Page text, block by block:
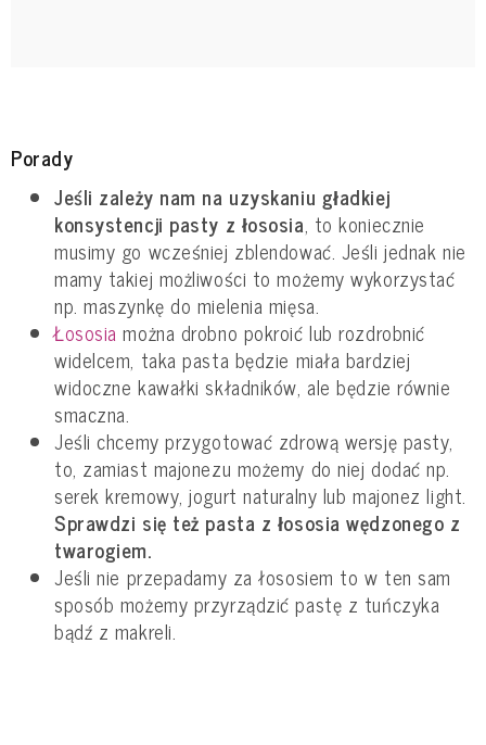
Porady
Jeśli zależy nam na uzyskaniu gładkiej
konsystencji pasty z łososia, to koniecznie
musimy go wcześniej zblendować. Jeśli jednak nie
mamy takiej możliwości to możemy wykorzystać
np. maszynkę do mielenia mięsa.
Łososia można drobno pokroić lub rozdrobnić
widelcem, taka pasta będzie miała bardziej
widoczne kawałki składników, ale będzie równie
smaczna.
Jeśli chcemy przygotować zdrową wersję pasty,
to, zamiast majonezu możemy do niej dodać np.
serek kremowy, jogurt naturalny lub majonez light.
Sprawdzi się też pasta z łososia wędzonego z
twarogiem.
Jeśli nie przepadamy za łososiem to w ten sam
sposób możemy przyrządzić pastę z tuńczyka
bądź z makreli.